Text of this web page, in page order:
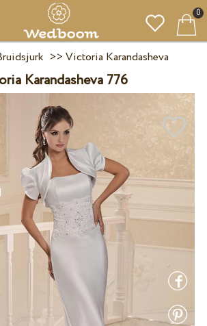
0
>> Victoria Karandasheva
Karandasheva 776